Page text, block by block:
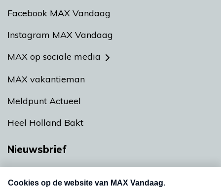
Facebook MAX Vandaag
Instagram MAX Vandaag
MAX op sociale media
MAX vakantieman
Meldpunt Actueel
Heel Holland Bakt
Nieuwsbrief
nieuwsbrief. Elke vrijdag- en dinsdagochtend in